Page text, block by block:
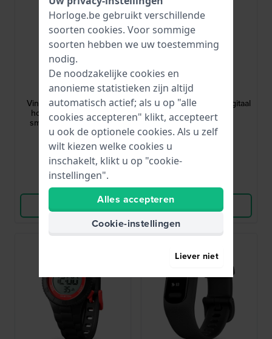
Casio
ABL-100WE-1BEF
Vintage 37.9 mm Vintage
horloge met Bluetooth
smart phone koppeling
€ 79,90
● Op voorraad
Vergelijk
Bekijk Product
OL45HKR015
Digital 35 mm Zwart digitaal
kinderhorloge
€ 39,95
● Op voorraad
Bekijk Product
Horloge.be gebruikt verschillende
soorten cookies. Voor sommige
soorten hebben we uw toestemming
nodig.
De noodzakelijke cookies en
anonieme statistieken zijn altijd
automatisch actief; als u op "alle
cookies accepteren" klikt, accepteert
u ook de optionele cookies. Als u zelf
wilt kiezen welke cookies u
inschakelt, klikt u op "cookie-
instellingen".
Alles accepteren
Cookie-instellingen
Liever niet